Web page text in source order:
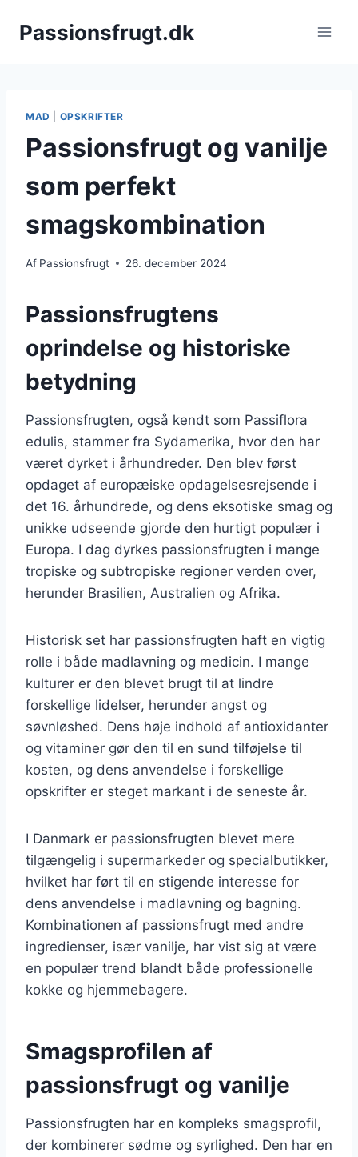
Passionsfrugt.dk
MAD OPSKRIFTER
Passionsfrugt og vanilje
som perfekt
smagskombination
Af Passionsfrugt 26. december 2024
Passionsfrugtens
oprindelse og historiske
betydning
Passionsfrugten, også kendt som Passiflora
edulis, stammer fra Sydamerika, hvor den har
været dyrket i århundreder. Den blev først
opdaget af europæiske opdagelsesrejsende i
det 16. århundrede, og dens eksotiske smag og
unikke udseende gjorde den hurtigt populær i
Europa. I dag dyrkes passionsfrugten i mange
tropiske og subtropiske regioner verden over,
herunder Brasilien, Australien og Afrika.
Historisk set har passionsfrugten haft en vigtig
rolle i både madlavning og medicin. I mange
kulturer er den blevet brugt til at lindre
forskellige lidelser, herunder angst og
søvnløshed. Dens høje indhold af antioxidanter
og vitaminer gør den til en sund tilføjelse til
kosten, og dens anvendelse i forskellige
opskrifter er steget markant i de seneste år.
I Danmark er passionsfrugten blevet mere
tilgængelig i supermarkeder og specialbutikker,
hvilket har ført til en stigende interesse for
dens anvendelse i madlavning og bagning.
Kombinationen af passionsfrugt med andre
ingredienser, især vanilje, har vist sig at være
en populær trend blandt både professionelle
kokke og hjemmebagere.
Smagsprofilen af
passionsfrugt og vanilje
Passionsfrugten har en kompleks smagsprofil,
der kombinerer sødme og syrlighed. Den har en